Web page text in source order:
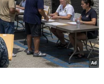
chạy Marathon Quốc tế
Lê Lâm/TTXVN)